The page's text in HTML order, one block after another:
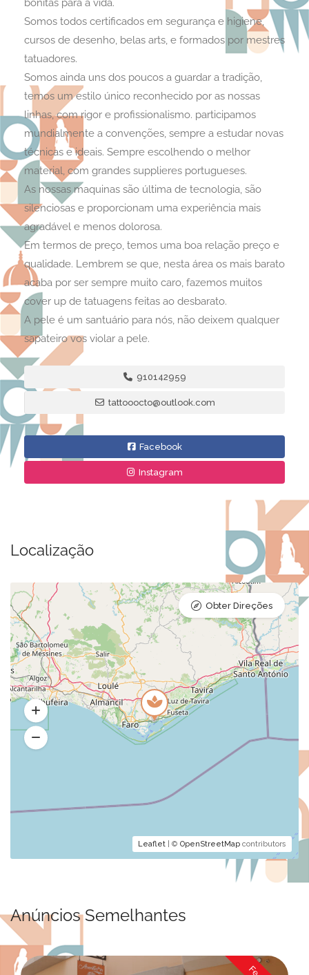
bonitas para a vida.
Somos todos certificados em segurança e higiene,
cursos de desenho, belas arts, e formados por mestres
tatuadores.
Somos ainda uns dos poucos a guardar a tradição,
temos um estilo único reconhecido por as nossas
linhas, com rigor e profissionalismo. participamos
mundialmente a convenções, sempre a estudar novas
técnicas e ideais. Sempre escolhendo o melhor
material, com grandes supplieres portugueses.
As nossas maquinas são última de tecnologia, são
silenciosas e proporcionam uma experiência mais
agradável e menos dolorosa.
Em termos de preço, temos uma boa relação preço e
qualidade. Lembrem se que, nesta área os mais barato
acaba por ser sempre muito caro, fazemos muitos
cover up de tatuagens feitas ao desbarato.
A pele é um santuário para nós, não deixem qualquer
sapateiro vos violar a pele.
910142959
tattooocto@outlook.com
Facebook
Instagram
Localização
Leaflet | © OpenStreetMap contributors
Obter Direções
Anúncios Semelhantes